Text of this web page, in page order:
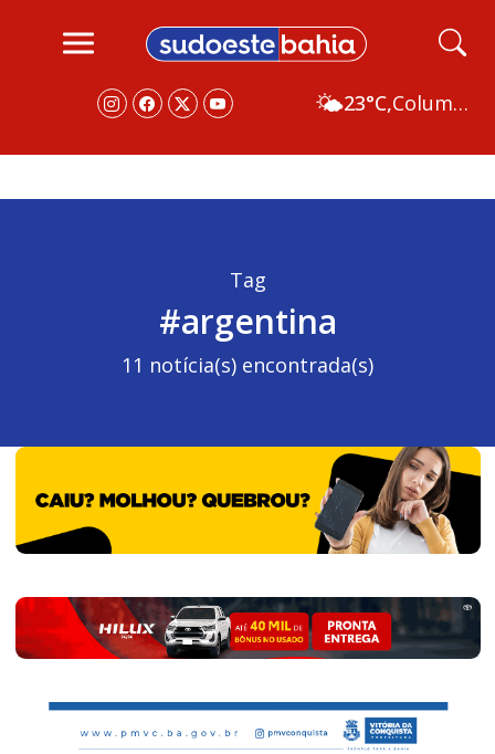
🌤️23°C, Columbus
Tag
#argentina
11 notícia(s) encontrada(s)